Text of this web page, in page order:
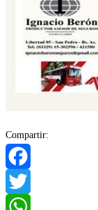
Compartir:
Facebook
Twitter